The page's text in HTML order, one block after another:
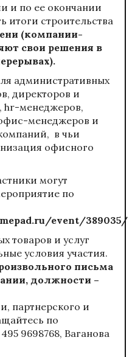
и по ее окончании
итоги строительства
(компании-
свои решения в
административных
директоров и
hr-менеджеров,
менеджеров и
в чьи
офисного
могут
по
event/389035/
товаров и услуг
условия участия.
письма
должности –
партнерского и
по
495 9698768, Ваганова